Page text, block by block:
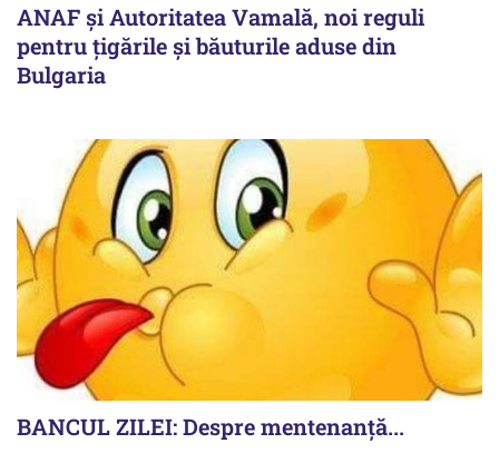
ANAF și Autoritatea Vamală, noi reguli
pentru țigările și băuturile aduse din
Bulgaria
BANCUL ZILEI: Despre mentenanță...